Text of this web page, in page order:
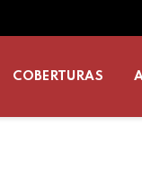
COBERTURAS